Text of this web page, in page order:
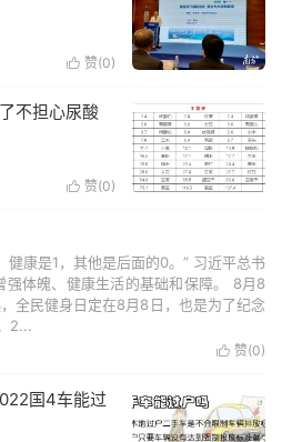
 赞(0)
不担心尿酸
 赞(0)
健康是1，其他是后面的0。” 习近平总书
强体魄、健康生活的基础和保障。 8月8
全民健身日定在8月8日，也是为了纪念
2...
 赞(0)
国4车能过